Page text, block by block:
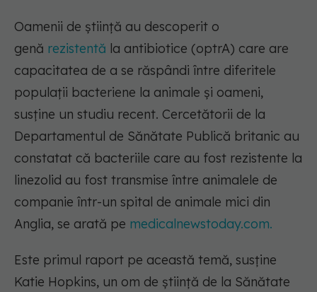
Oamenii de știință au descoperit o
genă rezistentă la antibiotice (optrA) care are
capacitatea de a se răspândi între diferitele
populații bacteriene la animale și oameni,
susține un studiu recent. Cercetătorii de la
Departamentul de Sănătate Publică britanic au
constatat că bacteriile care au fost rezistente la
linezolid au fost transmise între animalele de
companie într-un spital de animale mici din
Anglia, se arată pe medicalnewstoday.com.
Este primul raport pe această temă, susține
Katie Hopkins, un om de știință de la Sănătate